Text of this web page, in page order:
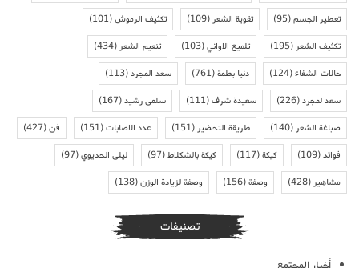
تعطير الجسم(95) تقوية الشعر(109) تكثيف الرموش(101)
تكثيف الشعر(195) تلميع الاواني(103) تنعيم الشعر(434)
حالات الشفاء(124) دنيا بطمة(761) سعد المجرد(113)
سعد لمجرد(226) سعيدة شرف(111) سلمى رشيد(167)
صباغة الشعر(140) طريقة التحضير(151) عدد الاصابات(151) فن(427)
فوائد(109) كيكة(117) كيكة بالشكلاط(97) ليلى الحديوي(97)
مشاهير(428) وصفة(156) وصفة لزيادة الوزن(138)
تصنيفات